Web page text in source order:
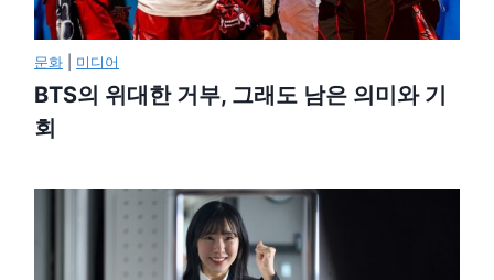
문화 미디어
BTS의 위대한 거부, 그래도 남은 의미와 기
회